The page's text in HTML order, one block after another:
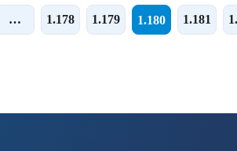
… 1.178 1.179 1.180 1.181